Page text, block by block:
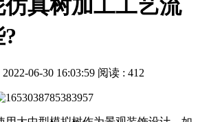
真树加工工艺流
06-30 16:03:59 阅读 : 412